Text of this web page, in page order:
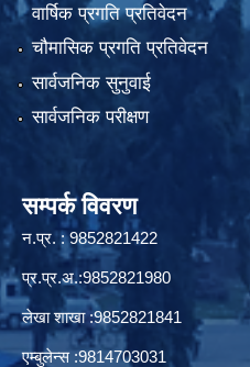
वार्षिक प्रगति प्रतिवेदन
चौमासिक प्रगति प्रतिवेदन
सार्वजनिक सुनुवाई
सार्वजनिक परीक्षण
सम्पर्क विवरण
न.प्र. : 9852821422
प्र.प्र.अ.:9852821980
लेखा शाखा :9852821841
एम्बुलेन्स :9814703031